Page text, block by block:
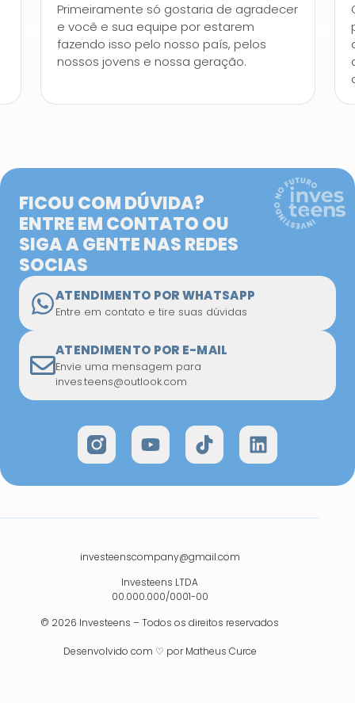
Primeiramente só gostaria de agradecer
e você e sua equipe por estarem
fazendo isso pelo nosso país, pelos
nossos jovens e nossa geração.
FICOU COM DÚVIDA?
ENTRE EM CONTATO OU
SIGA A GENTE NAS REDES
SOCIAS
ATENDIMENTO POR WHATSAPP
Entre em contato e tire suas dúvidas
ATENDIMENTO POR E-MAIL
Envie uma mensagem para
inves.teens@outlook.com
investeenscompany@gmail.com
Investeens LTDA
00.000.000/0001-00
© 2026 Investeens – Todos os direitos reservados
Desenvolvido com ♡ por Matheus Curce